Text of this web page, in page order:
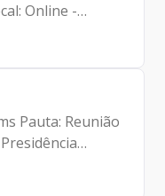
Online -
- André
Pauta: Reunião
– Presidente |
da